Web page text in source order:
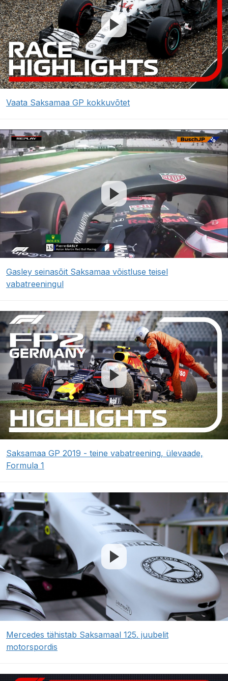
Vaata Saksamaa GP kokkuvõtet
Gasley seinasõit Saksamaa võistluse teisel
vabatreeningul
Saksamaa GP 2019 - teine vabatreening, ülevaade,
Formula 1
Mercedes tähistab Saksamaal 125. juubelit
motorspordis